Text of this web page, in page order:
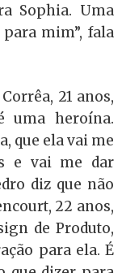
Sophia. Uma
mim”, fala
21 anos,
uma heroína.
que ela vai me
e vai me dar
diz que não
22 anos,
de Produto,
para ela. É